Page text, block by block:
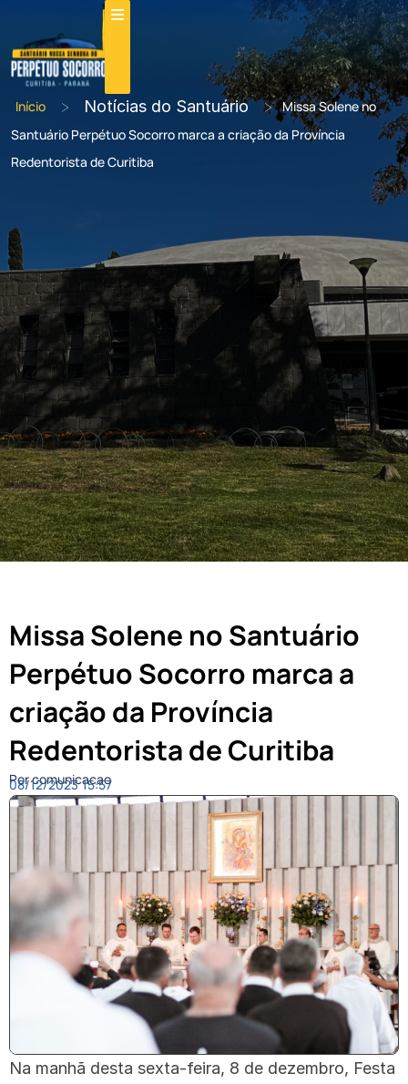
Início > Notícias do Santuário > Missa Solene no
Santuário Perpétuo Socorro marca a criação da Província
Redentorista de Curitiba
Missa Solene no Santuário
Perpétuo Socorro marca a
criação da Província
Redentorista de Curitiba
Por comunicacao
08/12/2023 15:57
Na manhã desta sexta-feira, 8 de dezembro, Festa